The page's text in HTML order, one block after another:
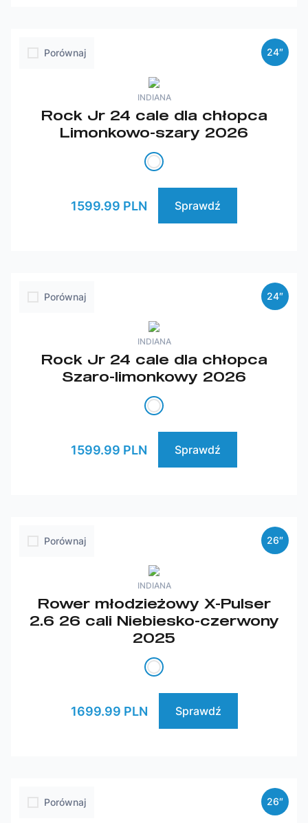
Porównaj
INDIANA
Rock Jr 24 cale dla chłopca
Limonkowo-szary 2026
24″
1599.99 PLN Sprawdź
Porównaj
INDIANA
Rock Jr 24 cale dla chłopca
Szaro-limonkowy 2026
24″
1599.99 PLN Sprawdź
Porównaj
INDIANA
Rower młodzieżowy X-Pulser
2.6 26 cali Niebiesko-czerwony
2025
26″
1699.99 PLN Sprawdź
Porównaj 26″